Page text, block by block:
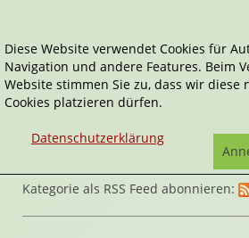
Home Belletristik Horror &
Kategorie als RSS Feed abonnieren:
Diese Website verwendet Cookies für
Navigation und andere Features. Beim
Website stimmen Sie zu, dass wir diese
Cookies platzieren dürfen.
Datenschutzerklärung